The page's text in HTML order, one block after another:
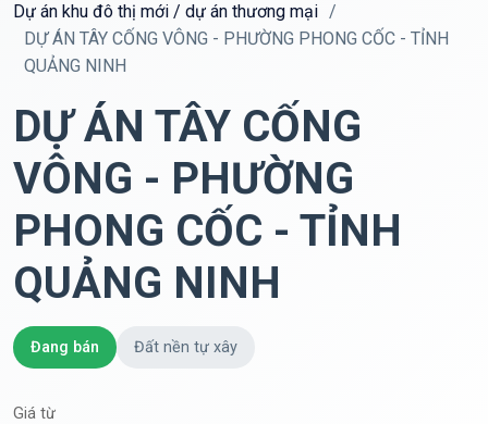
Dự án khu đô thị mới / dự án thương mại /
DỰ ÁN TÂY CỐNG VÔNG - PHƯỜNG PHONG CỐC - TỈNH
QUẢNG NINH
DỰ ÁN TÂY CỐNG
VÔNG - PHƯỜNG
PHONG CỐC - TỈNH
QUẢNG NINH
Đang bán Đất nền tự xây
Giá từ